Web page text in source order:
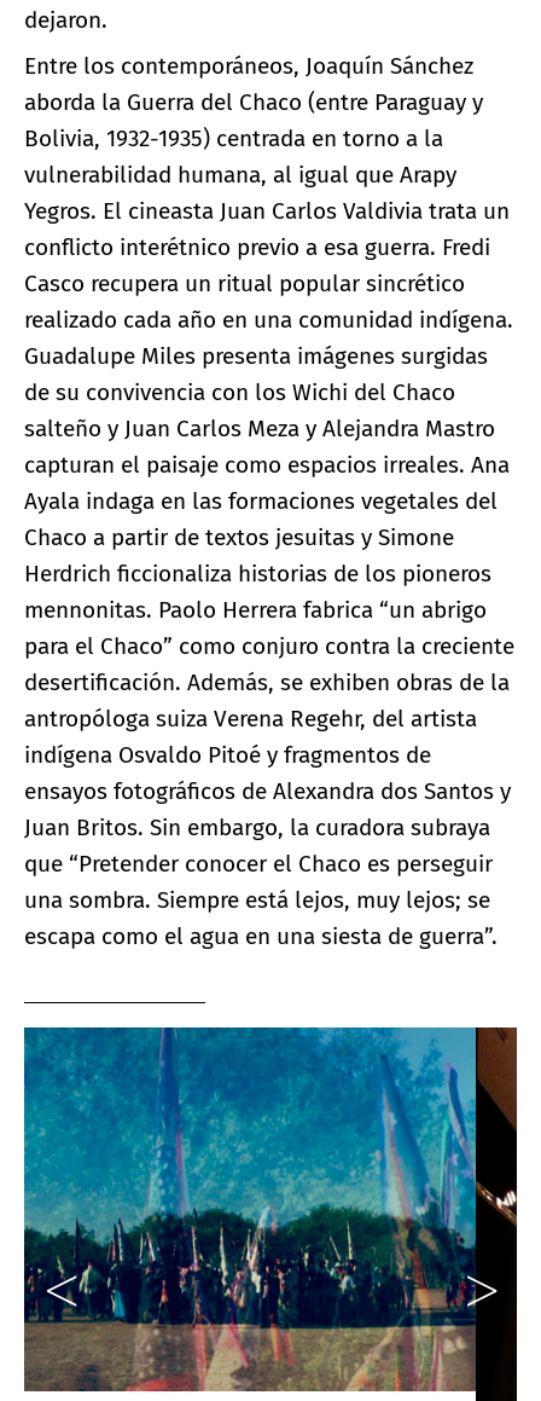
dejaron.
Entre los contemporáneos, Joaquín Sánchez
aborda la Guerra del Chaco (entre Paraguay y
Bolivia, 1932-1935) centrada en torno a la
vulnerabilidad humana, al igual que Arapy
Yegros. El cineasta Juan Carlos Valdivia trata un
conflicto interétnico previo a esa guerra. Fredi
Casco recupera un ritual popular sincrético
realizado cada año en una comunidad indígena.
Guadalupe Miles presenta imágenes surgidas
de su convivencia con los Wichi del Chaco
salteño y Juan Carlos Meza y Alejandra Mastro
capturan el paisaje como espacios irreales. Ana
Ayala indaga en las formaciones vegetales del
Chaco a partir de textos jesuitas y Simone
Herdrich ficcionaliza historias de los pioneros
mennonitas. Paolo Herrera fabrica “un abrigo
para el Chaco” como conjuro contra la creciente
desertificación. Además, se exhiben obras de la
antropóloga suiza Verena Regehr, del artista
indígena Osvaldo Pitoé y fragmentos de
ensayos fotográficos de Alexandra dos Santos y
Juan Britos. Sin embargo, la curadora subraya
que “Pretender conocer el Chaco es perseguir
una sombra. Siempre está lejos, muy lejos; se
escapa como el agua en una siesta de guerra”.